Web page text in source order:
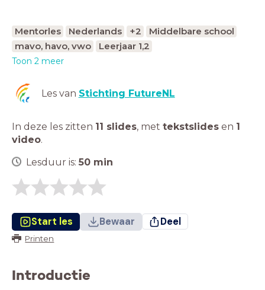
Mentorles Nederlands +2
Middelbare school
mavo, havo, vwo
Leerjaar 1,2
Toon 2 meer
Les van Stichting FutureNL
In deze les zitten 11 slides, met tekstslides en 1
video.
Lesduur is: 50 min
Start les Bewaar Deel
Printen
Introductie